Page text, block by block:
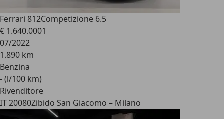
Ferrari 812Competizione 6.5
€ 1.640.0001
07/2022
1.890 km
Benzina
- (l/100 km)
Rivenditore
IT 20080Zibido San Giacomo – Milano